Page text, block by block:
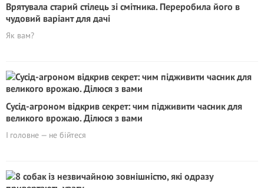
Врятувала старий стілець зі смітника. Переробила його в
чудовий варіант для дачі
Як вам?
Сусід-агроном відкрив секрет: чим підживити часник для
великого врожаю. Ділюся з вами
І головне — не бійтеся